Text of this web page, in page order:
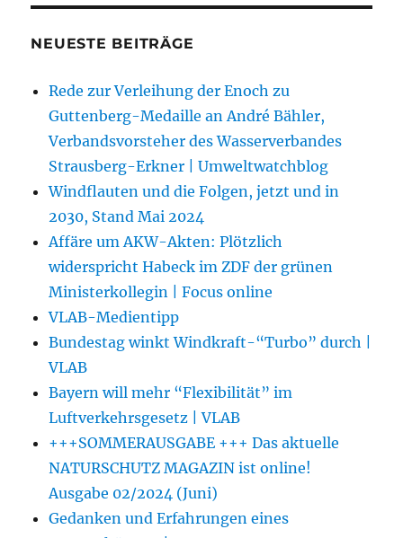
NEUESTE BEITRÄGE
Rede zur Verleihung der Enoch zu
Guttenberg-Medaille an André Bähler,
Verbandsvorsteher des Wasserverbandes
Strausberg-Erkner | Umweltwatchblog
Windflauten und die Folgen, jetzt und in
2030, Stand Mai 2024
Affäre um AKW-Akten: Plötzlich
widerspricht Habeck im ZDF der grünen
Ministerkollegin | Focus online
VLAB-Medientipp
Bundestag winkt Windkraft-“Turbo” durch |
VLAB
Bayern will mehr “Flexibilität” im
Luftverkehrsgesetz | VLAB
+++SOMMERAUSGABE +++ Das aktuelle
NATURSCHUTZ MAGAZIN ist online!
Ausgabe 02/2024 (Juni)
Gedanken und Erfahrungen eines